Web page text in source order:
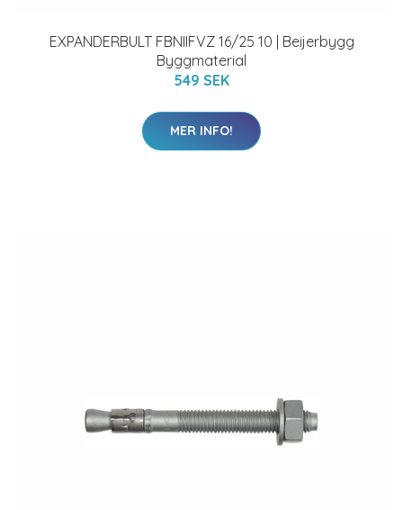
EXPANDERBULT FBNIIFVZ 16/25 10 | Beijerbygg
Byggmaterial
549 SEK
MER INFO!